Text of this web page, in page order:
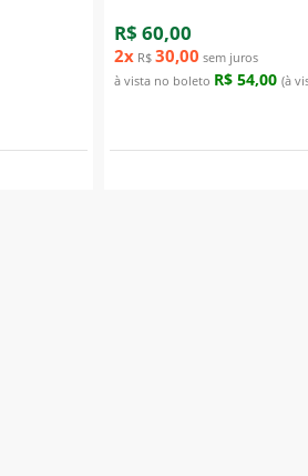
R$ 60,00
2x R$ 30,00 sem juros
à vista no boleto R$ 54,00 (à